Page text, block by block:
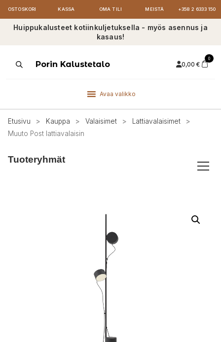
OSTOSKORI KASSA OMA TILI MEISTÄ +358 2 6333 150
Huippukalusteet kotiinkuljetuksella - myös asennus ja
kasaus!
ProductsPorin Kalustetalo 0,00 €
0
Avaa valikko
Etusivu > Kauppa > Valaisimet > Lattiavalaisimet
>
Muuto Post lattiavalaisin
Tuoteryhmät